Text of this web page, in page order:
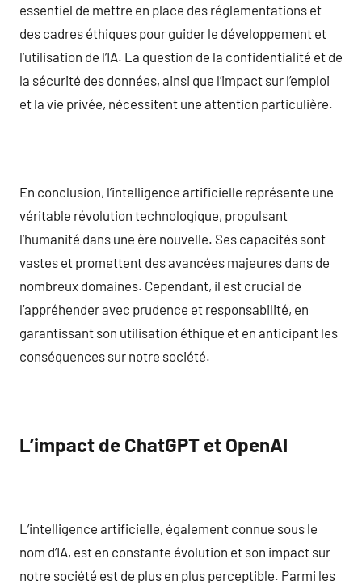
essentiel de mettre en place des réglementations et
des cadres éthiques pour guider le développement et
l’utilisation de l’IA. La question de la confidentialité et de
la sécurité des données, ainsi que l’impact sur l’emploi
et la vie privée, nécessitent une attention particulière.
En conclusion, l’intelligence artificielle représente une
véritable révolution technologique, propulsant
l’humanité dans une ère nouvelle. Ses capacités sont
vastes et promettent des avancées majeures dans de
nombreux domaines. Cependant, il est crucial de
l’appréhender avec prudence et responsabilité, en
garantissant son utilisation éthique et en anticipant les
conséquences sur notre société.
L’impact de ChatGPT et OpenAI
L’intelligence artificielle, également connue sous le
nom d’IA, est en constante évolution et son impact sur
notre société est de plus en plus perceptible. Parmi les